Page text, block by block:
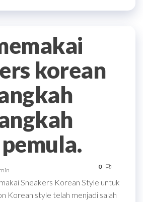
korean
0
Sneakers Korean Style untuk
Korean style telah menjadi salah